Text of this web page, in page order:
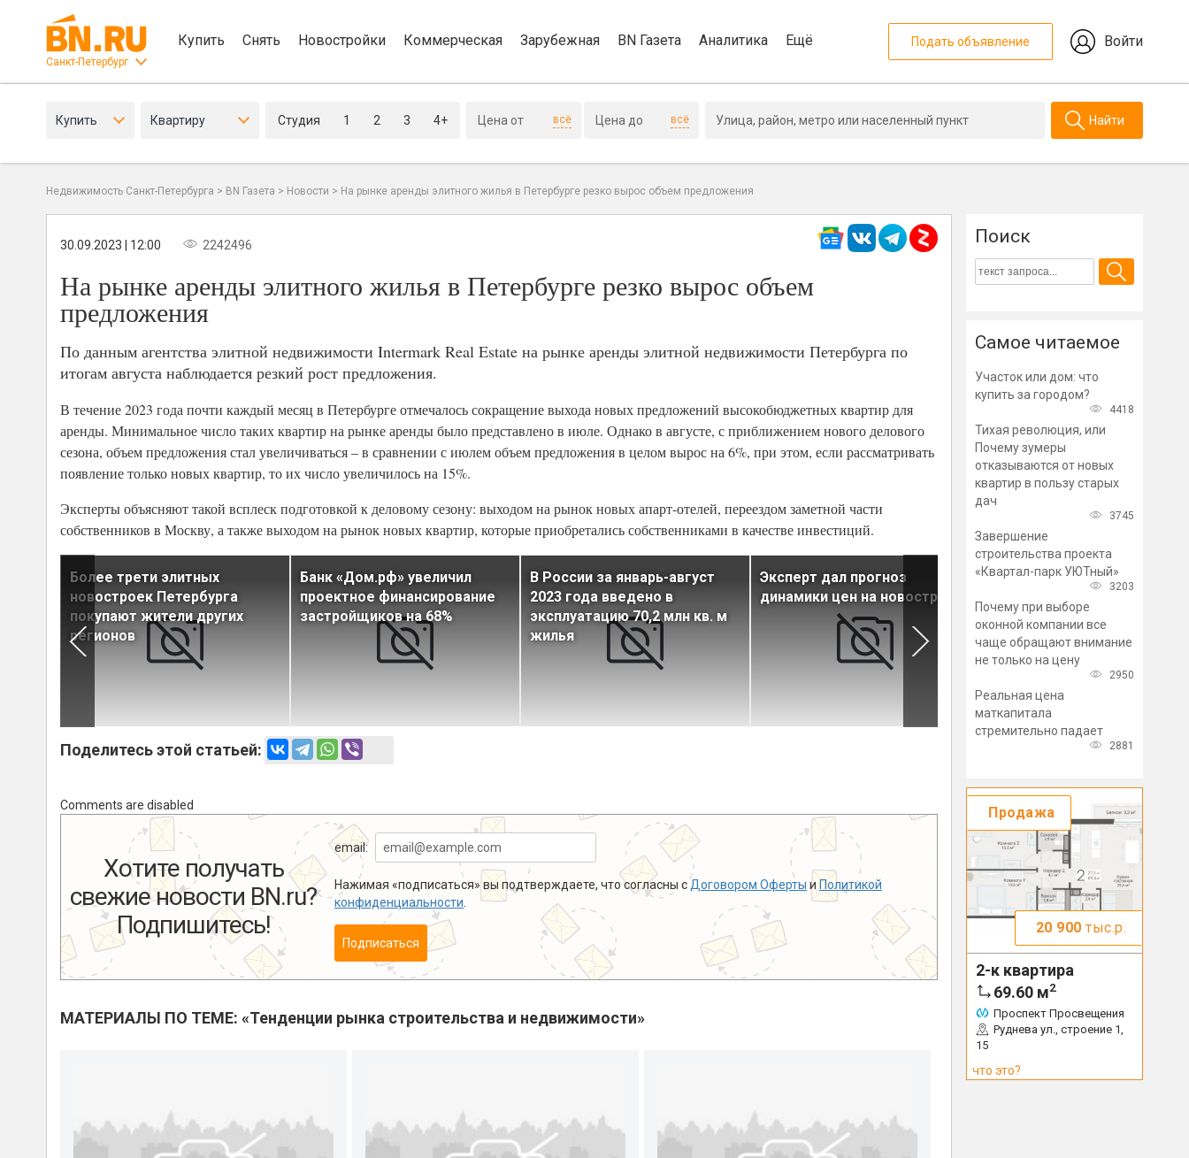
Санкт-Петербург
Купить Снять Новостройки Коммерческая Зарубежная BN Газета Аналитика Ещё Подать объявление Войти
Купить Квартиру Студия 1 2 3 4+ всё всё Найти
Недвижимость Санкт-Петербурга > BN Газета > Новости > На рынке аренды элитного жилья в Петербурге резко вырос объем предложения
30.09.2023 | 12:00 2242496
На рынке аренды элитного жилья в Петербурге резко вырос объем
предложения
По данным агентства элитной недвижимости Intermark Real Estate на рынке аренды элитной недвижимости Петербурга по
итогам августа наблюдается резкий рост предложения.
В течение 2023 года почти каждый месяц в Петербурге отмечалось сокращение выхода новых предложений высокобюджетных квартир для
аренды. Минимальное число таких квартир на рынке аренды было представлено в июле. Однако в августе, с приближением нового делового
сезона, объем предложения стал увеличиваться – в сравнении с июлем объем предложения в целом вырос на 6%, при этом, если рассматривать
появление только новых квартир, то их число увеличилось на 15%.
Эксперты объясняют такой всплеск подготовкой к деловому сезону: выходом на рынок новых апарт-отелей, переездом заметной части
собственников в Москву, а также выходом на рынок новых квартир, которые приобретались собственниками в качестве инвестиций.
Более трети элитных
новостроек Петербурга
покупают жители других
регионов
Банк «Дом.рф» увеличил
проектное финансирование
застройщиков на 68%
В России за январь-август
2023 года введено в
эксплуатацию 70,2 млн кв. м
жилья
Эксперт дал прогноз
динамики цен на новостройки
В Петербурге больше
половины элитных квартир
приобретаются в рассрочку
Поделитесь этой статьей:
Comments are disabled
Хотите получать
свежие новости BN.ru?
Подпишитесь!
email:
Нажимая «подписаться» вы подтверждаете, что согласны с Договором Оферты и Политикой
конфиденциальности
Подписаться
МАТЕРИАЛЫ ПО ТЕМЕ: «Тенденции рынка строительства и недвижимости»
Поиск
Самое читаемое
Участок или дом: что
купить за городом?
4418
Тихая революция, или
Почему зумеры
отказываются от новых
квартир в пользу старых
дач
3745
Завершение
строительства проекта
«Квартал-парк УЮТный»
3203
Почему при выборе
оконной компании все
чаще обращают внимание
не только на цену
2950
Реальная цена
маткапитала
стремительно падает
2881
Продажа
20 900 тыс.р.
2-к квартира
69.60 м2
Проспект Просвещения
Руднева ул., строение 1,
15
что это?